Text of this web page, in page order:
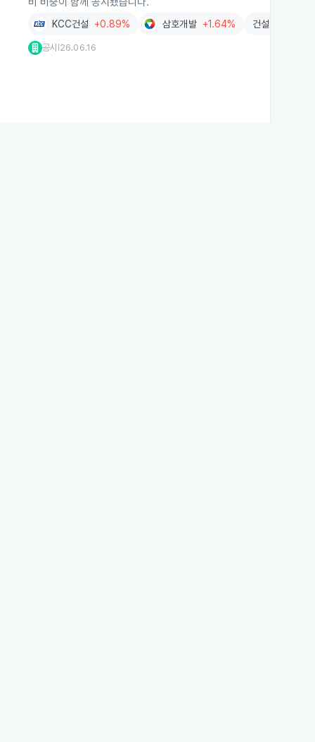
KCC건설 +0.89% 삼호개발 +1.64% 건설
공시 26.06.16